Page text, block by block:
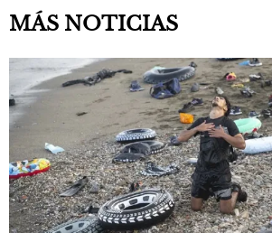
MÁS NOTICIAS